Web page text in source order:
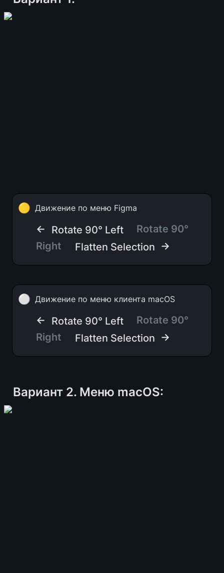
🟡 Движение по меню Figma
← Rotate 90° Left
Rotate 90°
Right
Flatten Selection →
⚪ Движение по меню клиента macOS
← Rotate 90° Left
Rotate 90°
Right
Flatten Selection →
Вариант 2. Меню macOS: